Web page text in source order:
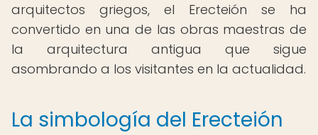
arquitectos griegos, el Erecteión se ha
convertido en una de las obras maestras de
la arquitectura antigua que sigue
asombrando a los visitantes en la actualidad.
La simbología del Erecteión